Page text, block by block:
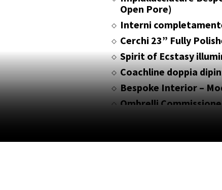
Open Pore)
Interni
Cerchi 23” Fully
Spirit of Ecstasy
Coachline doppia
Bespoke Interior –
Ombrelli